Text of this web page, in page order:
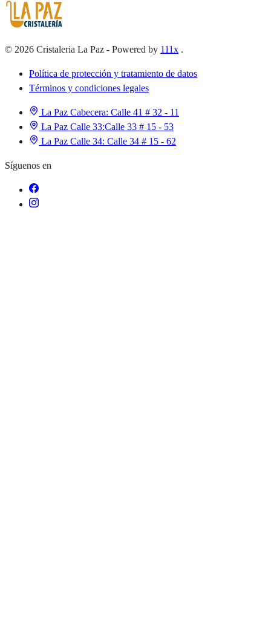
© 2026 Cristaleria La Paz - Powered by 111x .
Política de protección y tratamiento de datos
Términos y condiciones legales
La Paz Cabecera: Calle 41 # 32 - 11
La Paz Calle 33:Calle 33 # 15 - 53
La Paz Calle 34: Calle 34 # 15 - 62
Síguenos en